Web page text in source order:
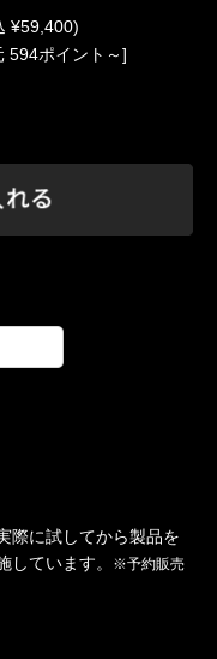
¥59,400)
594ポイント～]
際に試してから製品を
ています。
※予約販売